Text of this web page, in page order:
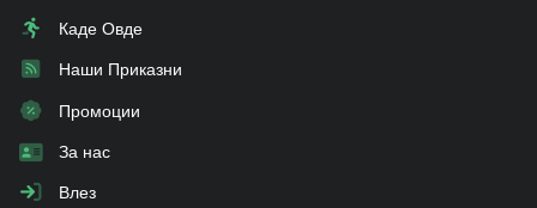
Каде Овде
Наши Приказни
Промоции
За нас
Влез